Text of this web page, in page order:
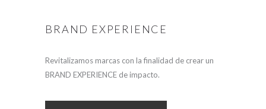
BRAND EXPERIENCE
Revitalizamos marcas con la finalidad de crear un
BRAND EXPERIENCE de impacto.